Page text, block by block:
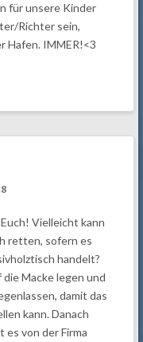
für unsere Kinder
Richter sein,
Hafen. IMMER!<3
Vielleicht kann
retten, sofern es
handelt?
Macke legen und
damit das
kann. Danach
von der Firma